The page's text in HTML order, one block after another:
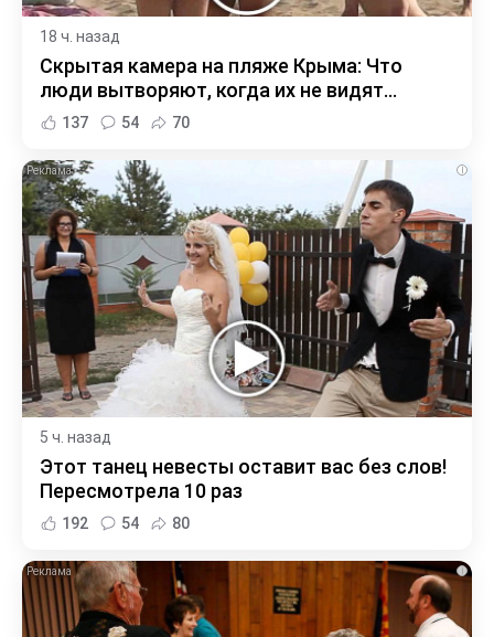
18 ч. назад
Скрытая камера на пляже Крыма: Что
люди вытворяют, когда их не видят...
137 54 70
i
5 ч. назад
Этот танец невесты оставит вас без слов!
Пересмотрела 10 раз
192 54 80
i